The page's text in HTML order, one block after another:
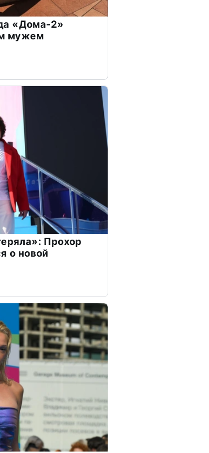
«Дома-2»
мужем
Прохор
о новой